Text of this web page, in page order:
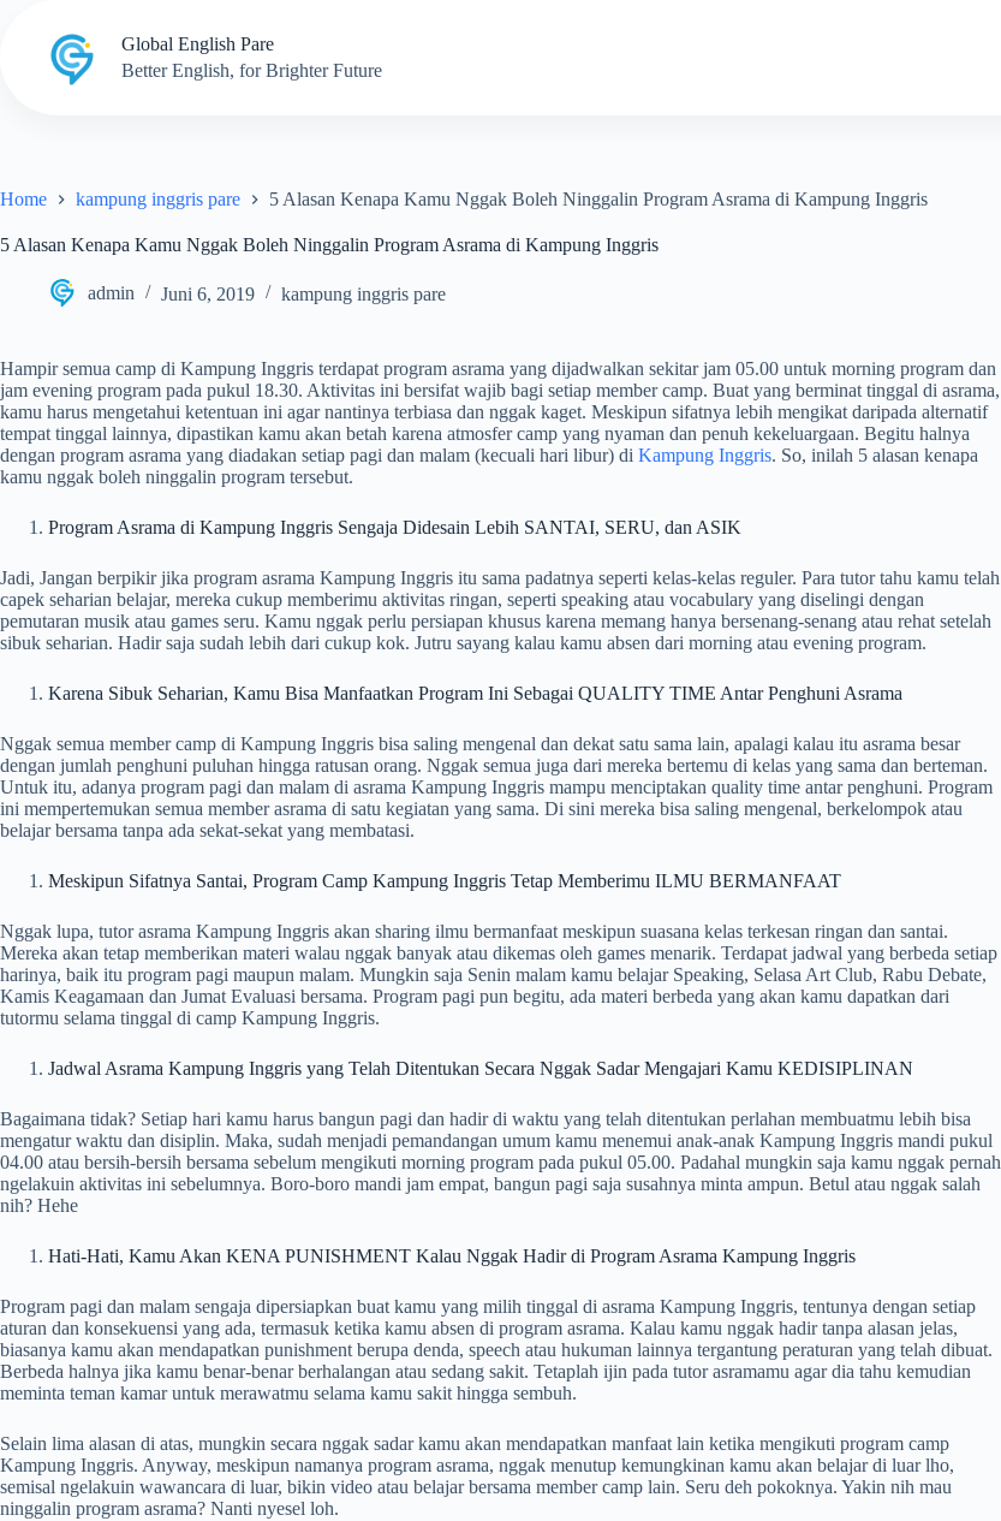
content
Global English Pare
Better English, for Brighter Future
Home kampung inggris pare 5 Alasan Kenapa Kamu Nggak Boleh Ninggalin Program Asrama di Kampung Inggris
5 Alasan Kenapa Kamu Nggak Boleh Ninggalin Program Asrama di Kampung Inggris
admin Juni 6, 2019 kampung inggris pare
Hampir semua camp di Kampung Inggris terdapat program asrama yang dijadwalkan sekitar jam 05.00 untuk morning program dan
jam evening program pada pukul 18.30. Aktivitas ini bersifat wajib bagi setiap member camp. Buat yang berminat tinggal di asrama,
kamu harus mengetahui ketentuan ini agar nantinya terbiasa dan nggak kaget. Meskipun sifatnya lebih mengikat daripada alternatif
tempat tinggal lainnya, dipastikan kamu akan betah karena atmosfer camp yang nyaman dan penuh kekeluargaan. Begitu halnya
dengan program asrama yang diadakan setiap pagi dan malam (kecuali hari libur) di Kampung Inggris. So, inilah 5 alasan kenapa
kamu nggak boleh ninggalin program tersebut.
Program Asrama di Kampung Inggris Sengaja Didesain Lebih SANTAI, SERU, dan ASIK
Jadi, Jangan berpikir jika program asrama Kampung Inggris itu sama padatnya seperti kelas-kelas reguler. Para tutor tahu kamu telah
capek seharian belajar, mereka cukup memberimu aktivitas ringan, seperti speaking atau vocabulary yang diselingi dengan
pemutaran musik atau games seru. Kamu nggak perlu persiapan khusus karena memang hanya bersenang-senang atau rehat setelah
sibuk seharian. Hadir saja sudah lebih dari cukup kok. Jutru sayang kalau kamu absen dari morning atau evening program.
Karena Sibuk Seharian, Kamu Bisa Manfaatkan Program Ini Sebagai QUALITY TIME Antar Penghuni Asrama
Nggak semua member camp di Kampung Inggris bisa saling mengenal dan dekat satu sama lain, apalagi kalau itu asrama besar
dengan jumlah penghuni puluhan hingga ratusan orang. Nggak semua juga dari mereka bertemu di kelas yang sama dan berteman.
Untuk itu, adanya program pagi dan malam di asrama Kampung Inggris mampu menciptakan quality time antar penghuni. Program
ini mempertemukan semua member asrama di satu kegiatan yang sama. Di sini mereka bisa saling mengenal, berkelompok atau
belajar bersama tanpa ada sekat-sekat yang membatasi.
Meskipun Sifatnya Santai, Program Camp Kampung Inggris Tetap Memberimu ILMU BERMANFAAT
Nggak lupa, tutor asrama Kampung Inggris akan sharing ilmu bermanfaat meskipun suasana kelas terkesan ringan dan santai.
Mereka akan tetap memberikan materi walau nggak banyak atau dikemas oleh games menarik. Terdapat jadwal yang berbeda setiap
harinya, baik itu program pagi maupun malam. Mungkin saja Senin malam kamu belajar Speaking, Selasa Art Club, Rabu Debate,
Kamis Keagamaan dan Jumat Evaluasi bersama. Program pagi pun begitu, ada materi berbeda yang akan kamu dapatkan dari
tutormu selama tinggal di camp Kampung Inggris.
Jadwal Asrama Kampung Inggris yang Telah Ditentukan Secara Nggak Sadar Mengajari Kamu KEDISIPLINAN
Bagaimana tidak? Setiap hari kamu harus bangun pagi dan hadir di waktu yang telah ditentukan perlahan membuatmu lebih bisa
mengatur waktu dan disiplin. Maka, sudah menjadi pemandangan umum kamu menemui anak-anak Kampung Inggris mandi pukul
04.00 atau bersih-bersih bersama sebelum mengikuti morning program pada pukul 05.00. Padahal mungkin saja kamu nggak pernah
ngelakuin aktivitas ini sebelumnya. Boro-boro mandi jam empat, bangun pagi saja susahnya minta ampun. Betul atau nggak salah
nih? Hehe
Hati-Hati, Kamu Akan KENA PUNISHMENT Kalau Nggak Hadir di Program Asrama Kampung Inggris
Program pagi dan malam sengaja dipersiapkan buat kamu yang milih tinggal di asrama Kampung Inggris, tentunya dengan setiap
aturan dan konsekuensi yang ada, termasuk ketika kamu absen di program asrama. Kalau kamu nggak hadir tanpa alasan jelas,
biasanya kamu akan mendapatkan punishment berupa denda, speech atau hukuman lainnya tergantung peraturan yang telah dibuat.
Berbeda halnya jika kamu benar-benar berhalangan atau sedang sakit. Tetaplah ijin pada tutor asramamu agar dia tahu kemudian
meminta teman kamar untuk merawatmu selama kamu sakit hingga sembuh.
Selain lima alasan di atas, mungkin secara nggak sadar kamu akan mendapatkan manfaat lain ketika mengikuti program camp
Kampung Inggris. Anyway, meskipun namanya program asrama, nggak menutup kemungkinan kamu akan belajar di luar lho,
semisal ngelakuin wawancara di luar, bikin video atau belajar bersama member camp lain. Seru deh pokoknya. Yakin nih mau
ninggalin program asrama? Nanti nyesel loh.